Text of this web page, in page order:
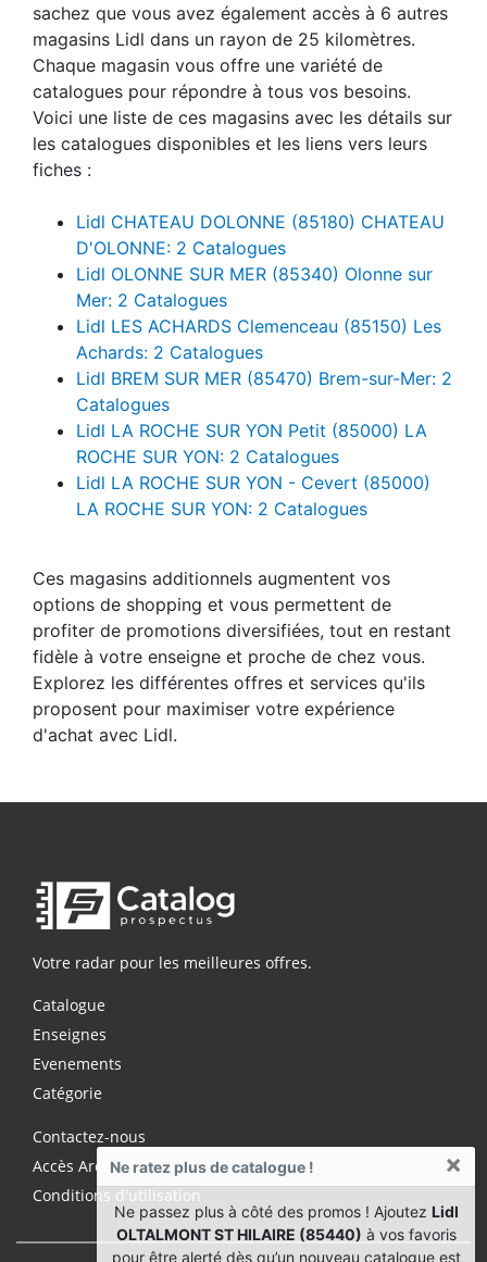
Ne ratez plus de catalogue ! ×
Ne passez plus à côté des promos ! Ajoutez Lidl
OLTALMONT ST HILAIRE (85440) à vos favoris
pour être alerté dès qu’un nouveau catalogue est
sachez que vous avez également accès à 6 autres
magasins Lidl dans un rayon de 25 kilomètres.
Chaque magasin vous offre une variété de
catalogues pour répondre à tous vos besoins.
Voici une liste de ces magasins avec les détails sur
les catalogues disponibles et les liens vers leurs
fiches :
Lidl CHATEAU DOLONNE (85180) CHATEAU
D'OLONNE: 2 Catalogues
Lidl OLONNE SUR MER (85340) Olonne sur
Mer: 2 Catalogues
Lidl LES ACHARDS Clemenceau (85150) Les
Achards: 2 Catalogues
Lidl BREM SUR MER (85470) Brem-sur-Mer: 2
Catalogues
Lidl LA ROCHE SUR YON Petit (85000) LA
ROCHE SUR YON: 2 Catalogues
Lidl LA ROCHE SUR YON - Cevert (85000)
LA ROCHE SUR YON: 2 Catalogues
Ces magasins additionnels augmentent vos
options de shopping et vous permettent de
profiter de promotions diversifiées, tout en restant
fidèle à votre enseigne et proche de chez vous.
Explorez les différentes offres et services qu'ils
proposent pour maximiser votre expérience
d'achat avec Lidl.
Votre radar pour les meilleures offres.
Catalogue
Enseignes
Evenements
Catégorie
Contactez-nous
Accès Archives Premium
Conditions d'utilisation